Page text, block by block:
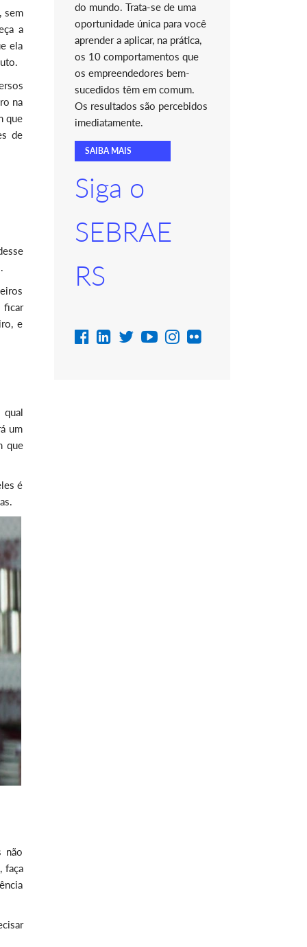
sem
a
ela
na
que
de
ficar
e
qual
um
que
é
não
faça
do mundo. Trata-se de uma
oportunidade única para você
aprender a aplicar, na prática,
os 10 comportamentos que
os empreendedores bem-
sucedidos têm em comum.
Os resultados são percebidos
imediatamente.
SAIBA MAIS
Siga o
SEBRAE
RS